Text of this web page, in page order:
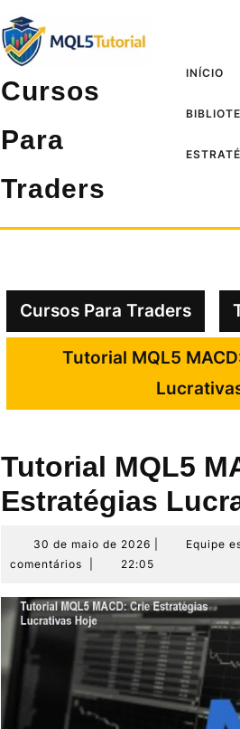
Cursos
Para
Traders
INÍCIO
Cursos Para Traders
Tutorial MQL5
Tutorial MQL5
Estratégias
30 de maio de 2026
de
2026
Equipe
comentários
22:05